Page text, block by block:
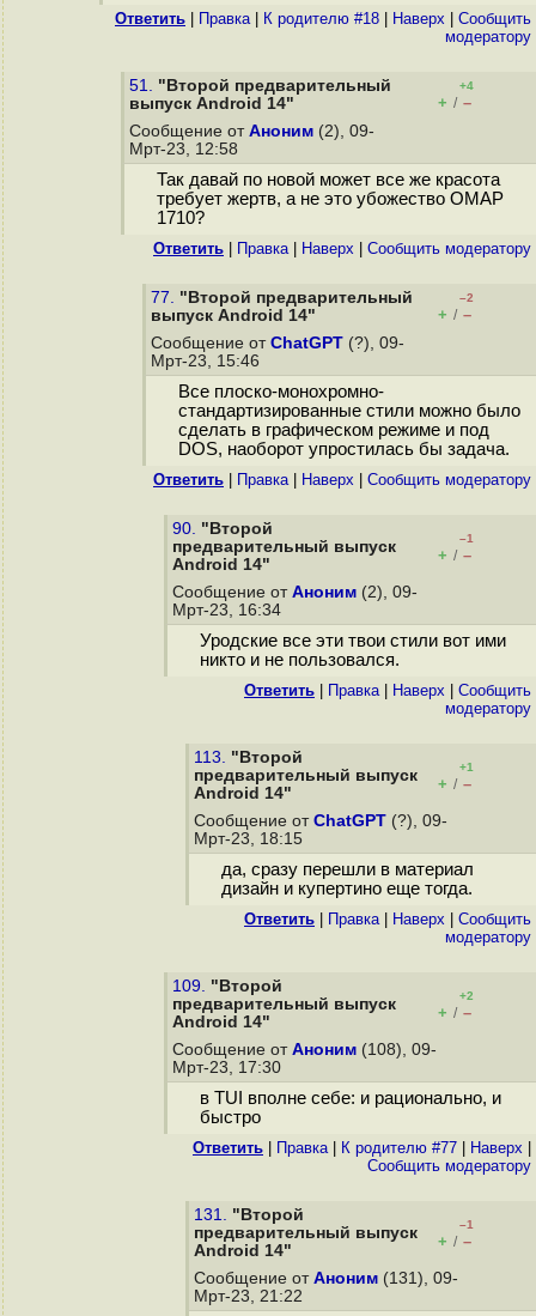
Ответить Правка| К родителю #18 Наверх
Cообщить
модератору
51. "Второй предварительный
выпуск Android 14"
+4
+ / –
Сообщение от Аноним (2), 09-
Мрт-23, 12:58
Так давай по новой может все же красота
требует жертв, а не это убожество OMAP
1710?
Ответить Правка| Наверх Cообщить модератору
77. "Второй предварительный
выпуск Android 14"
–2
+ / –
Сообщение от ChatGPT (?), 09-
Мрт-23, 15:46
Все плоско-монохромно-
стандартизированные стили можно было
сделать в графическом режиме и под
DOS, наоборот упростилась бы задача.
Ответить Правка| Наверх Cообщить модератору
90. "Второй
предварительный выпуск
Android 14"
–1
+ / –
Сообщение от Аноним (2), 09-
Мрт-23, 16:34
Уродские все эти твои стили вот ими
никто и не пользовался.
Ответить Правка| Наверх
Cообщить
модератору
113. "Второй
предварительный выпуск
Android 14"
+1
+ / –
Сообщение от ChatGPT (?), 09-
Мрт-23, 18:15
да, сразу перешли в материал
дизайн и купертино еще тогда.
Ответить Правка| Наверх
Cообщить
модератору
109. "Второй
предварительный выпуск
Android 14"
+2
+ / –
Сообщение от Аноним (108), 09-
Мрт-23, 17:30
в TUI вполне себе: и рационально, и
быстро
Ответить Правка| К родителю #77 Наверх
Cообщить модератору
131. "Второй
предварительный выпуск
Android 14"
–1
+ / –
Сообщение от Аноним (131), 09-
Мрт-23, 21:22